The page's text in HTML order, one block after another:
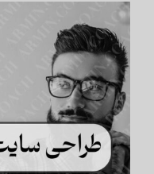
View
Larger
Image